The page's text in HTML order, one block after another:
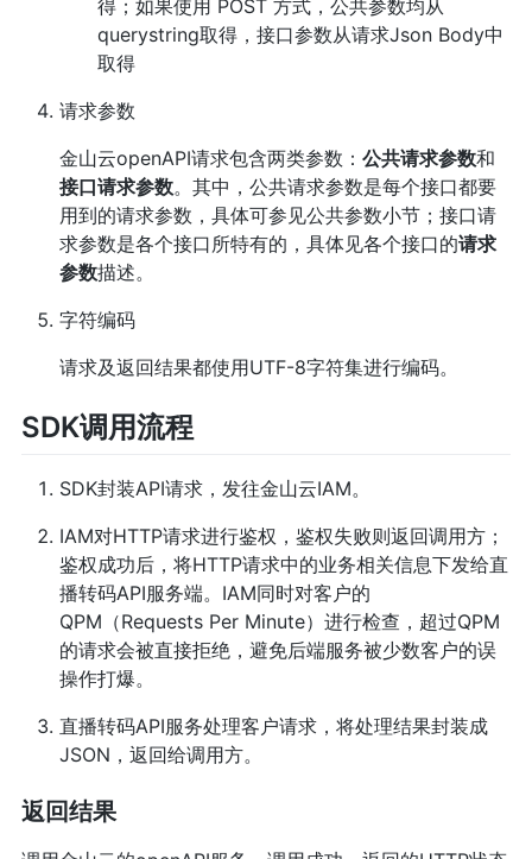
得；如果使用 POST 方式，公共参数均从
querystring取得，接口参数从请求Json Body中
取得
请求参数
金山云openAPI请求包含两类参数： 公共请求参数和
接口请求参数。其中，公共请求参数是每个接口都要
用到的请求参数，具体可参见公共参数小节；接口请
求参数是各个接口所特有的，具体见各个接口的请求
参数描述。
字符编码
请求及返回结果都使用UTF-8字符集进行编码。
SDK调用流程
SDK封装API请求，发往金山云IAM。
IAM对HTTP请求进行鉴权，鉴权失败则返回调用方；
鉴权成功后，将HTTP请求中的业务相关信息下发给直
播转码API服务端。IAM同时对客户的
QPM（Requests Per Minute）进行检查，超过QPM
的请求会被直接拒绝，避免后端服务被少数客户的误
操作打爆。
直播转码API服务处理客户请求，将处理结果封装成
JSON，返回给调用方。
返回结果